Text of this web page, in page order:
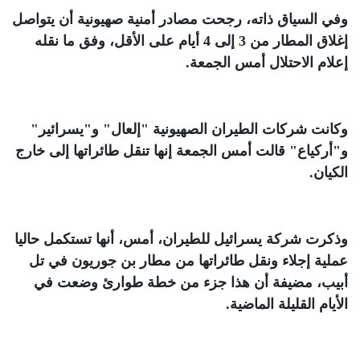
وفي السياق ذاته، رجحت مصادر أمنية صهيونية أن يتواصل
إغلاق المطار من 3 إلى 4 أيام على الأقل، وفق ما نقله
إعلام الاحتلال أمس الجمعة.
وكانت شركات الطيران الصهيونية "إلعال" و"يسرائير"
و"أركياع" قالت أمس الجمعة إنها تنقل طائراتها إلى خارج
الكيان.
وذكرت شركة يسرائيل للطيران، أمس، أنها تستكمل حاليا
عملية إجلاء ونقل طائراتها من مطار بن جوريون في تل
أبيب، مضيفة أن هذا جزء من خطة طوارئ وضعت في
الأيام القليلة الماضية.